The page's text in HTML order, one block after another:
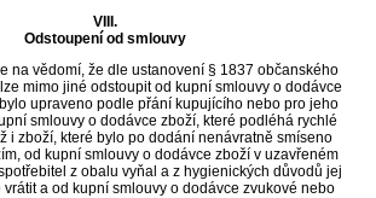
VIII.
Odstoupení od smlouvy
na vědomí, že dle ustanovení § 1837 občanského
mimo jiné odstoupit od kupní smlouvy o dodávce
upraveno podle přání kupujícího nebo pro jeho
smlouvy o dodávce zboží, které podléhá rychlé
i zboží, které bylo po dodání nenávratně smíseno
od kupní smlouvy o dodávce zboží v uzavřeném
z obalu vyňal a z hygienických důvodů jej
vrátit a od kupní smlouvy o dodávce zvukové nebo